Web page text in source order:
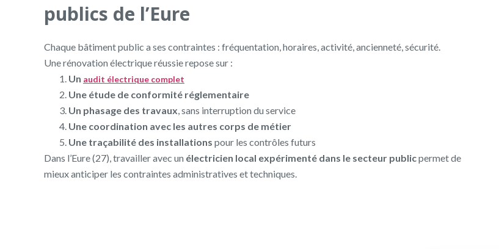
publics de l’Eure
Chaque bâtiment public a ses contraintes : fréquentation, horaires, activité, ancienneté, sécurité.
Une rénovation électrique réussie repose sur :
Un audit électrique complet
Une étude de conformité réglementaire
Un phasage des travaux, sans interruption du service
Une coordination avec les autres corps de métier
Une traçabilité des installations pour les contrôles futurs
Dans l’Eure (27), travailler avec un électricien local expérimenté dans le secteur publicpermet de
mieux anticiper les contraintes administratives et techniques.